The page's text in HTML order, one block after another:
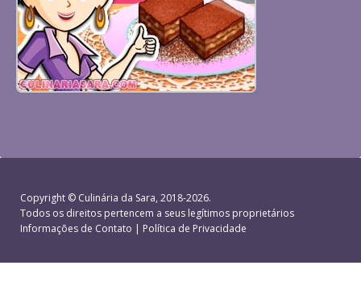
Copyright © Culinária da Sara, 2018-2026.
Todos os direitos pertencem a seus legítimos proprietários
Informações de Contato | Política de Privacidade